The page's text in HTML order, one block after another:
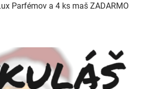
Parfémov a 4 ks maš ZADARMO